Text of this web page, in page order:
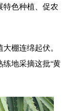
港澳
文化
色种植、促农
棚连绵起伏。
地采摘这批“黄